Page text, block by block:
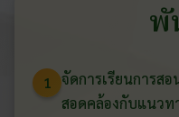
พั
1 จัดการเรียนการส
สอดคล้องกับแนวท